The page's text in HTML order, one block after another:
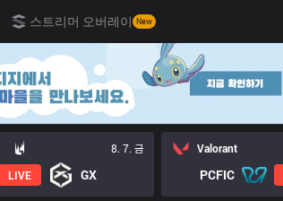
스트리머 오버레이 New
8. 7. 금
LIVE GX
Valorant
PCFIC